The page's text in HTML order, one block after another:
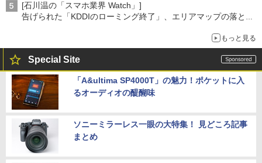
[石川温の「スマホ業界 Watch」]
告げられた「KDDIのローミング終了」、エリアマップの落とし
もっと見る
Special Site
「A&ultima SP4000T」の魅力！ポケットに入
るオーディオの醍醐味
ソニーミラーレス一眼の大特集！ 見どころ記事
まとめ